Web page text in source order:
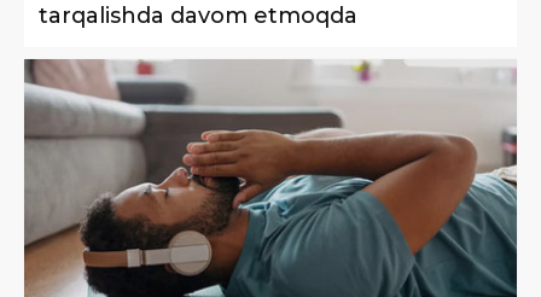
tarqalishda davom etmoqda